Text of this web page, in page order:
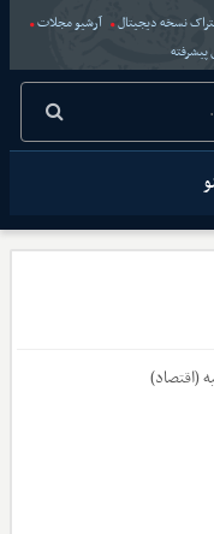
نسخه دیجیتال
آرشیو مجلات
(اقتصاد)